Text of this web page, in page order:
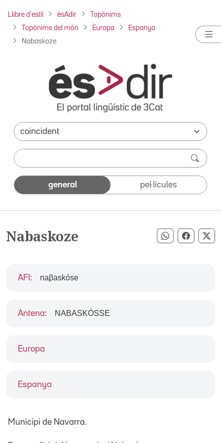
Llibre d'estil ésAdir Topònims
Topònims del món Europa Espanya
Nabaskoze
general pel·lícules
Nabaskoze Compartir
Europa
Espanya
AFI : naβaskóse
Antena: NABASKÓSSE
Municipi de Navarra.